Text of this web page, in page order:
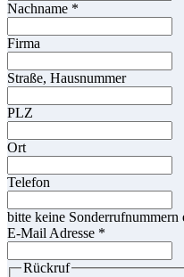
Nachname *
Firma
Straße, Hausnummer
PLZ
Ort
Telefon
bitte keine Sonderrufnummern
E-Mail Adresse *
Rückruf